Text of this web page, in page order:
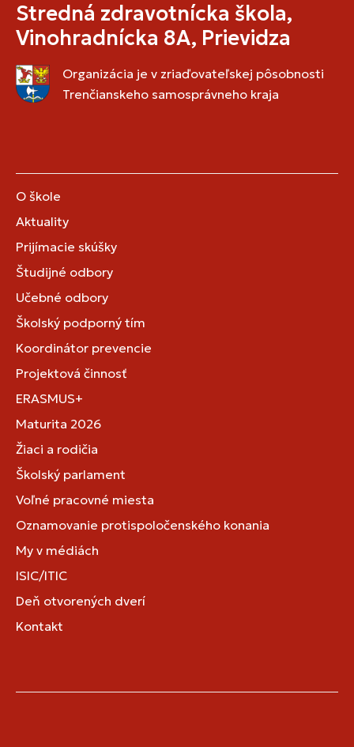
Stredná zdravotnícka škola,
Vinohradnícka 8A, Prievidza
Organizácia je v zriaďovateľskej pôsobnosti
Trenčianskeho samosprávneho kraja
O škole
Aktuality
Prijímacie skúšky
Študijné odbory
Učebné odbory
Školský podporný tím
Koordinátor prevencie
Projektová činnosť
ERASMUS+
Maturita 2026
Žiaci a rodičia
Školský parlament
Voľné pracovné miesta
Oznamovanie protispoločenského konania
My v médiách
ISIC/ITIC
Deň otvorených dverí
Kontakt